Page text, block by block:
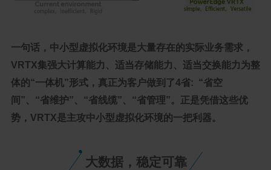
一句话，中小型虚拟化环境是大量存在的实际业务需求，
VRTX集强大计算能力、适当存储能力、适当交换能力为整
体的“一体机”形式，真正为客户做到了4省: “省空
间”、“省维护”、“省线缆”、“省管理”。正是凭借这些优
势，VRTX是主攻中小型虚拟化环境的一把利器。
大数据，稳定可靠